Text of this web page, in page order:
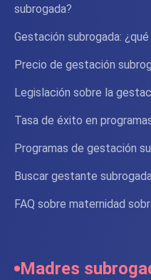
subrogada?
Gestación subrogada: ¿qué
Precio de gestación
Legislación sobre la
Tasa de éxito en
Programas de gestación
Buscar gestante
FAQ sobre maternidad
Madres